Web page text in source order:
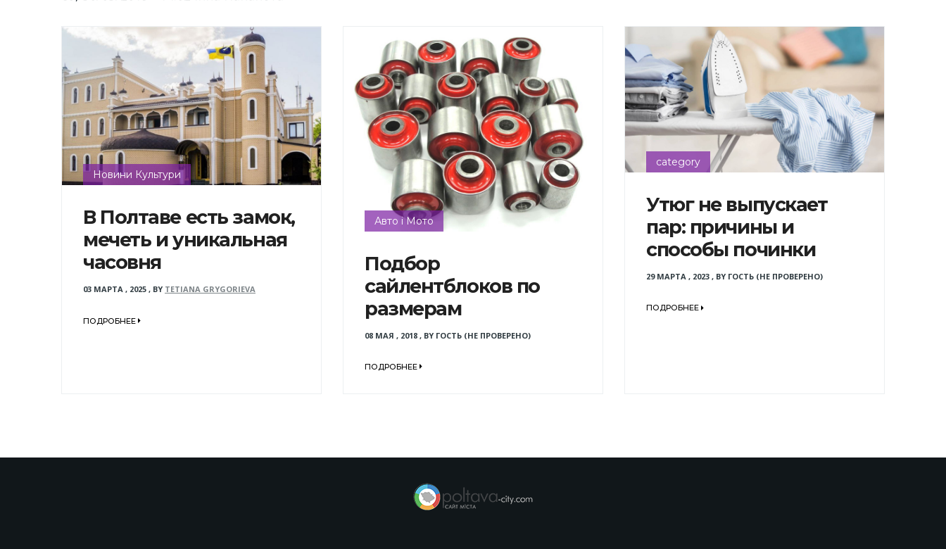
Новини Культури
В Полтаве есть замок,
мечеть и уникальная
часовня
03 МАРТА , 2025 , BY TETIANA GRYGORIEVA
ПОДРОБНЕЕ
Авто і Мото
Подбор
сайлентблоков по
размерам
08 МАЯ , 2018, BY ГОСТЬ (НЕ ПРОВЕРЕНО)
ПОДРОБНЕЕ
category
Утюг не выпускает
пар: причины и
способы починки
29 МАРТА , 2023, BY ГОСТЬ (НЕ ПРОВЕРЕНО)
ПОДРОБНЕЕ